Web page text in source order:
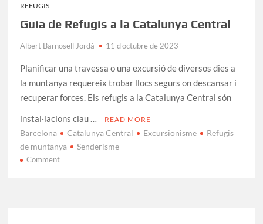
REFUGIS
Guia de Refugis a la Catalunya Central
Albert Barnosell Jordà 11 d'octubre de 2023
Planificar una travessa o una excursió de diversos dies a
la muntanya requereix trobar llocs segurs on descansar i
recuperar forces. Els refugis a la Catalunya Central són
instal·lacions clau …
READ MORE
Barcelona Catalunya Central Excursionisme
Refugis
de muntanya
Senderisme
Commenton